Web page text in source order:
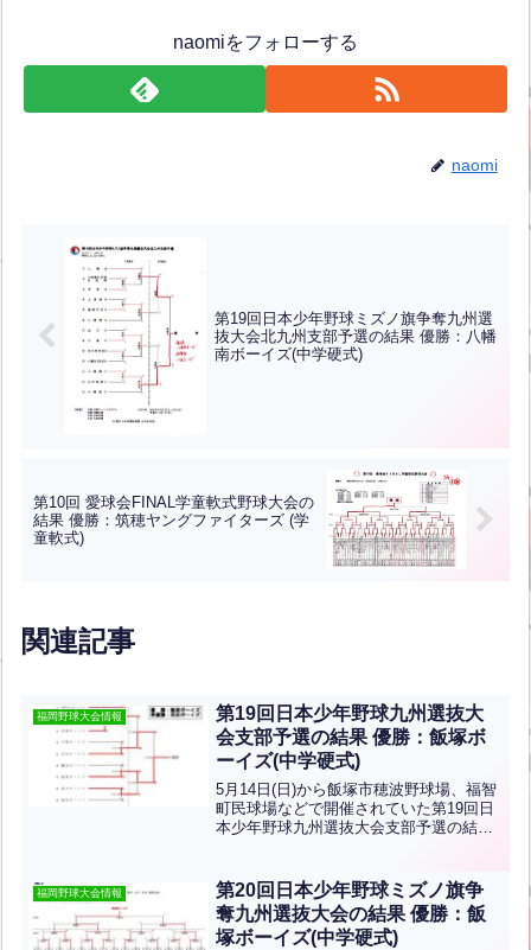
naomiをフォローする
naomi
第19回日本少年野球ミズノ旗争奪九州選
抜大会北九州支部予選の結果 優勝：八幡
南ボーイズ(中学硬式)
第10回 愛球会FINAL学童軟式野球大会の
結果 優勝：筑穂ヤングファイターズ (学
童軟式)
関連記事
福岡野球大会情報
第19回日本少年野球九州選抜大
会支部予選の結果 優勝：飯塚ボ
ーイズ(中学硬式)
5月14日(日)から飯塚市穂波野球場、福智
町民球場などで開催されていた第19回日
本少年野球九州選抜大会支部予選の結果
す！飯塚ボーイズは7月15日(土)沖縄県で
行われる九州...全文はクリック
福岡野球大会情報
第20回日本少年野球ミズノ旗争
奪九州選抜大会の結果 優勝：飯
塚ボーイズ(中学硬式)